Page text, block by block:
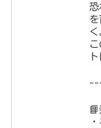
恐
く